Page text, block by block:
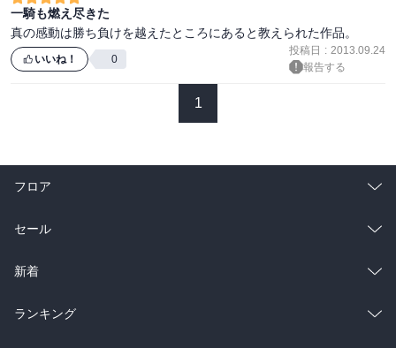
一騎も燃え尽きた
いいね！ 0
投稿日 : 2013.09.24
報告する
1
フロア
総合
ラノベ
雑誌・グラビア
セール
総合
ラノベ
新着
総合
ランキング